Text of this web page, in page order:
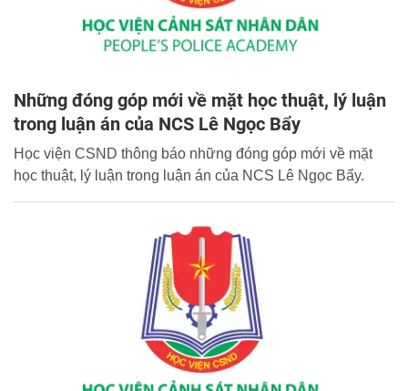
Những đóng góp mới về mặt học thuật, lý luận
trong luận án của NCS Lê Ngọc Bẩy
Học viện CSND thông báo những đóng góp mới về mặt
học thuật, lý luận trong luận án của NCS Lê Ngọc Bẩy.